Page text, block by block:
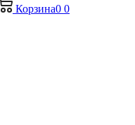
Корзина0 0